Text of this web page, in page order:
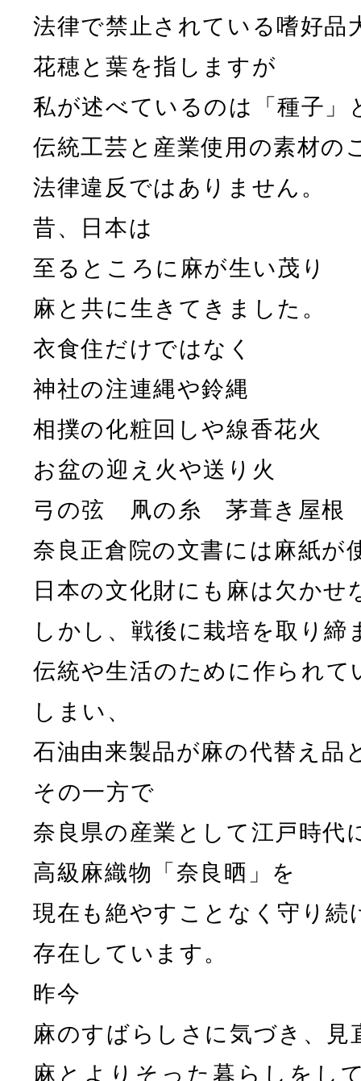
法律で禁止されている嗜好品
花穂と葉を指しますが
私が述べているのは「種子」
伝統工芸と産業使用の素材の
法律違反ではありません。
昔、日本は
至るところに麻が生い茂り
麻と共に生きてきました。
衣食住だけではなく
神社の注連縄や鈴縄
相撲の化粧回しや線香花火
お盆の迎え火や送り火
弓の弦 凧の糸 茅葺き屋根
奈良正倉院の文書には麻紙が
日本の文化財にも麻は欠かせ
しかし、戦後に栽培を取り締
伝統や生活のために作られて
しまい、
石油由来製品が麻の代替え品
その一方で
奈良県の産業として江戸時代
高級麻織物「奈良晒」を
現在も絶やすことなく守り続
存在しています。
昨今
麻のすばらしさに気づき、見
麻とよりそった暮らしをし